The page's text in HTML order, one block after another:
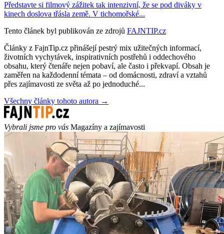
Představte si filmový zážitek tak intenzivní, že se pod diváky v
kinech doslova třásla země. V tichomořské...
Tento článek byl publikován ze zdrojů FAJNTIP.cz
Články z FajnTip.cz přinášejí pestrý mix užitečných informací,
životních vychytávek, inspirativních postřehů i oddechového
obsahu, který čtenáře nejen pobaví, ale často i překvapí. Obsah je
zaměřen na každodenní témata – od domácnosti, zdraví a vztahů
přes zajímavosti ze světa až po jednoduché...
Všechny články tohoto autora →
Vybrali jsme pro vás Magazíny a zajímavosti